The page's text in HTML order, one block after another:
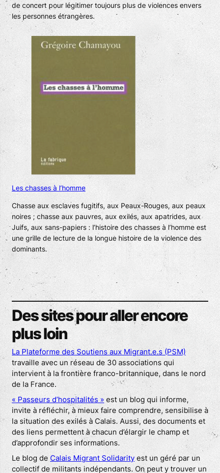
de concert pour légitimer toujours plus de violences envers
les personnes étrangères.
Les chasses à l’homme
Chasse aux esclaves fugitifs, aux Peaux-Rouges, aux peaux
noires ; chasse aux pauvres, aux exilés, aux apatrides, aux
Juifs, aux sans-papiers : l’histoire des chasses à l’homme est
une grille de lecture de la longue histoire de la violence des
dominants.
Des sites pour aller encore
plus loin
La Plateforme des Soutiens aux Migrant.e.s (PSM)
travaille avec un réseau de 30 associations qui
intervient à la frontière franco-britannique, dans le nord
de la France.
« Passeurs d’hospitalités » est un blog qui informe,
invite à réfléchir, à mieux faire comprendre, sensibilise à
la situation des exilés à Calais. Aussi, des documents et
des liens permettent à chacun d’élargir le champ et
d’approfondir ses informations.
Le blog de Calais Migrant Solidarityest un géré par un
collectif de militants indépendants. On peut y trouver un